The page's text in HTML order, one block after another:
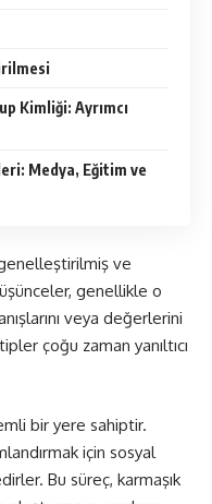
Kimliği: Ayrımcı
Medya, Eğitim ve
ve
genellikle o
veya değerlerini
çoğu zaman yanıltıcı
bir yere sahiptir.
için sosyal
Bu süreç, karmaşık